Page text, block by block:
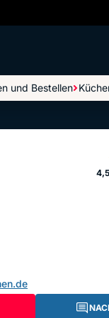
und Bestellen
4,5